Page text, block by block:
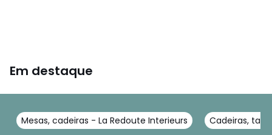
Em destaque
Mesas, cadeiras - La Redoute Interieurs Cadeiras,